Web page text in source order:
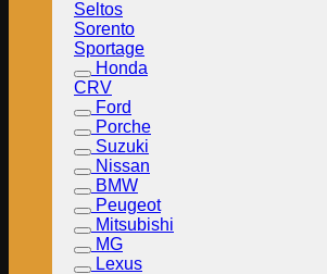
Seltos
Sorento
Sportage
Honda
CRV
Ford
Porche
Suzuki
Nissan
BMW
Peugeot
Mitsubishi
MG
Lexus